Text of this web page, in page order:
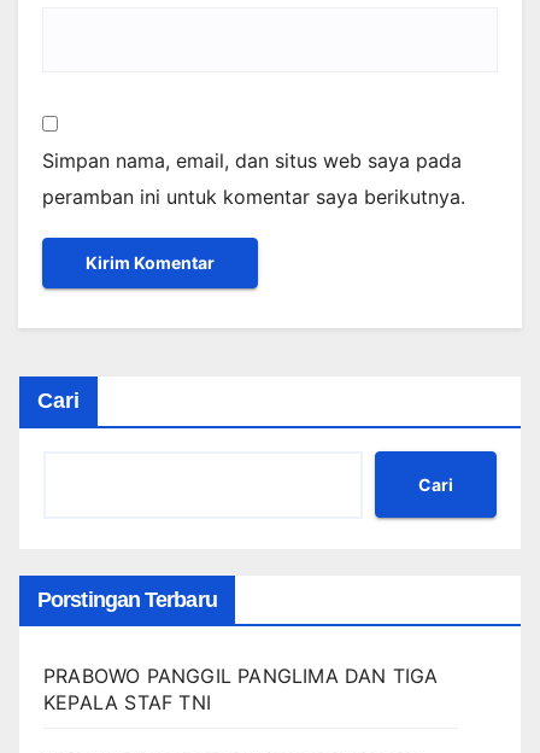
Simpan nama, email, dan situs web saya pada
peramban ini untuk komentar saya berikutnya.
Cari
Cari
Porstingan Terbaru
PRABOWO PANGGIL PANGLIMA DAN TIGA
KEPALA STAF TNI